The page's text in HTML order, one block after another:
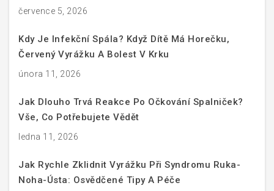
července 5, 2026
Kdy Je Infekční Spála? Když Dítě Má Horečku,
Červený Vyrážku A Bolest V Krku
února 11, 2026
Jak Dlouho Trvá Reakce Po Očkování Spalniček?
Vše, Co Potřebujete Vědět
ledna 11, 2026
Jak Rychle Zklidnit Vyrážku Při Syndromu Ruka-
Noha-Ústa: Osvědčené Tipy A Péče